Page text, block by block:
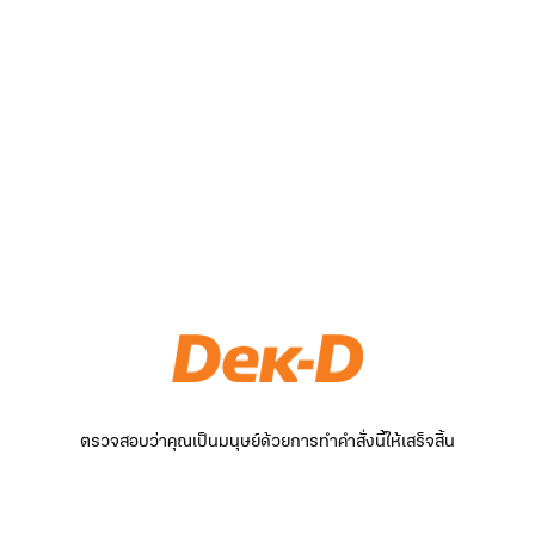
ตรวจสอบว่าคุณเป็นมนุษย์ด้วยการทำคำสั่งนี้ให้เสร็จสิ้น